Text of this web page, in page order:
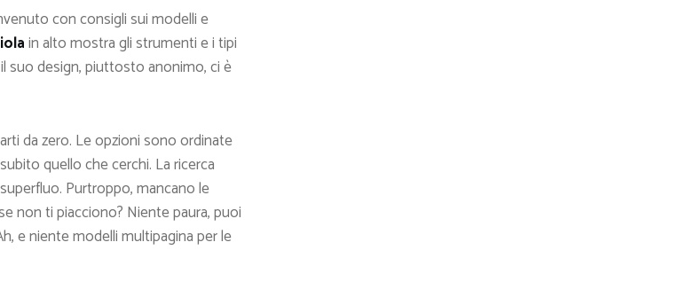
con consigli sui modelli e
in alto mostra gli strumenti e i tipi
suo design, piuttosto anonimo, ci è
da zero. Le opzioni sono ordinate
quello che cerchi. La ricerca
Purtroppo, mancano le
non ti piacciono? Niente paura, puoi
e niente modelli multipagina per le